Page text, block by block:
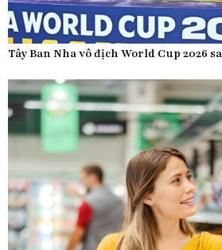
Tây Ban Nha vô địch World Cup 2026